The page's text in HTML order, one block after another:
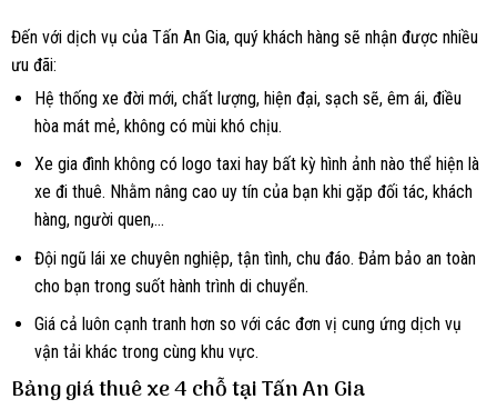
Đến với dịch vụ của Tấn An Gia, quý khách hàng sẽ nhận được nhiều
ưu đãi:
Hệ thống xe đời mới, chất lượng, hiện đại, sạch sẽ, êm ái, điều
hòa mát mẻ, không có mùi khó chịu.
Xe gia đình không có logo taxi hay bất kỳ hình ảnh nào thể hiện là
xe đi thuê. Nhằm nâng cao uy tín của bạn khi gặp đối tác, khách
hàng, người quen,…
Đội ngũ lái xe chuyên nghiệp, tận tình, chu đáo. Đảm bảo an toàn
cho bạn trong suốt hành trình di chuyển.
Giá cả luôn cạnh tranh hơn so với các đơn vị cung ứng dịch vụ
vận tải khác trong cùng khu vực.
Bảng giá thuê xe 4 chỗ tại Tấn An Gia